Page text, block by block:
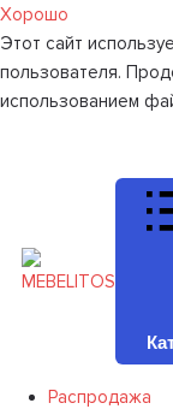
Хорошо
Этот сайт
пользователя.
использованием
Распродажа